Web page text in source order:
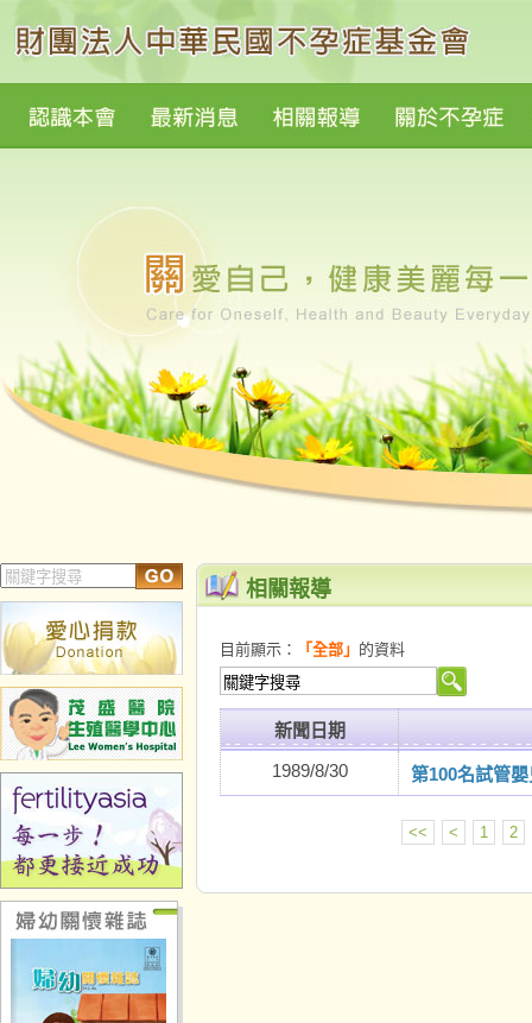
相關報導
目前顯示： 「全部」 的資料
新聞日期
1989/8/30
第100名試管
<< < 1 2